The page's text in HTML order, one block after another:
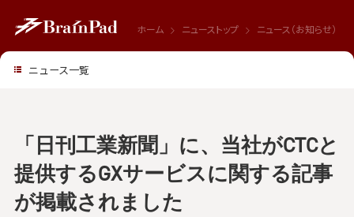
ホーム ニューストップ ニュース（お知らせ）
「日刊工業新聞」に、当社がCTCと
提供するGXサービスに関する記事
が掲載されました
ニュース一覧